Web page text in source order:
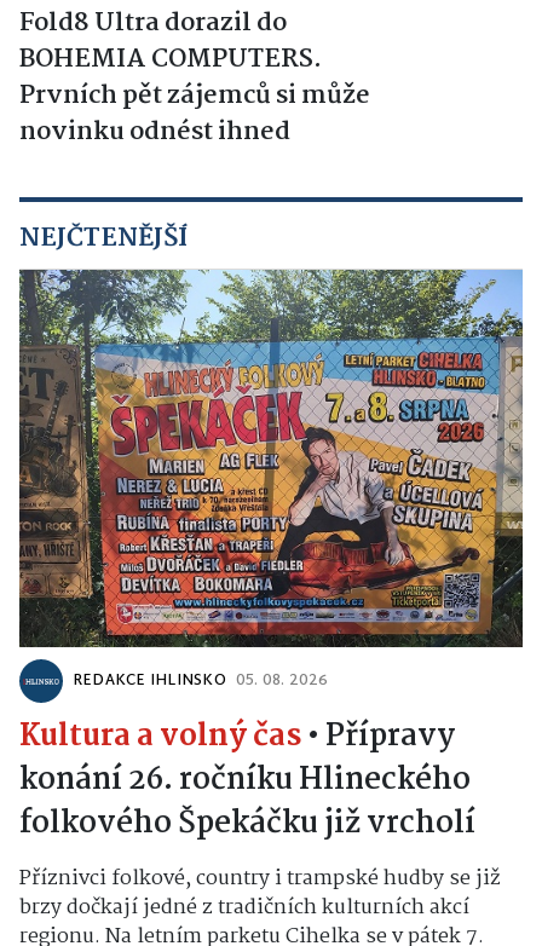
Fold8 Ultra dorazil do
BOHEMIA COMPUTERS.
Prvních pět zájemců si může
novinku odnést ihned
NEJČTENĚJŠÍ
REDAKCE IHLINSKO 05. 08. 2026
Kultura a volný čas• Přípravy
konání 26. ročníku Hlineckého
folkového Špekáčku již vrcholí
Příznivci folkové, country i trampské hudby se již
brzy dočkají jedné z tradičních kulturních akcí
regionu. Na letním parketu Cihelka se v pátek 7.